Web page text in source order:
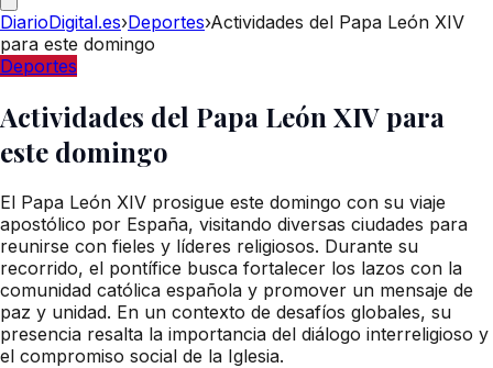
DiarioDigital.es›Deportes›Actividades del Papa León XIV
para este domingo
Deportes
Actividades del Papa León XIV para
este domingo
El Papa León XIV prosigue este domingo con su viaje
apostólico por España, visitando diversas ciudades para
reunirse con fieles y líderes religiosos. Durante su
recorrido, el pontífice busca fortalecer los lazos con la
comunidad católica española y promover un mensaje de
paz y unidad. En un contexto de desafíos globales, su
presencia resalta la importancia del diálogo interreligioso y
el compromiso social de la Iglesia.